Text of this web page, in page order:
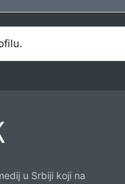
u Srbiji koji na